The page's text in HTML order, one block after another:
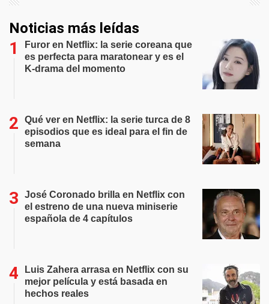
Noticias más leídas
Furor en Netflix: la serie coreana que
es perfecta para maratonear y es el
K-drama del momento
Qué ver en Netflix: la serie turca de 8
episodios que es ideal para el fin de
semana
José Coronado brilla en Netflix con
el estreno de una nueva miniserie
española de 4 capítulos
Luis Zahera arrasa en Netflix con su
mejor película y está basada en
hechos reales